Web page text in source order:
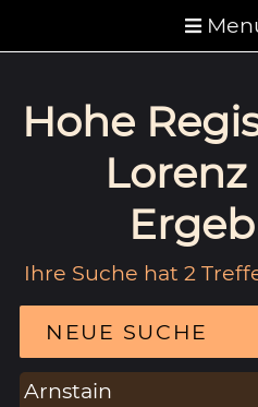
Hohe
Lorenz
Ihre Suche hat 2
NEUE SUCHE
Arnstain